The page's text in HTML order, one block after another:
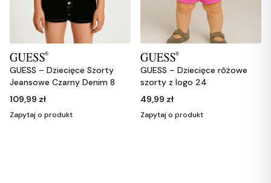
GUESS – Dziecięce Szorty
Jeansowe Czarny Denim 8
109,99 zł
Zapytaj o produkt
GUESS – Dziecięce różowe
szorty z logo 24
49,99 zł
Zapytaj o produkt